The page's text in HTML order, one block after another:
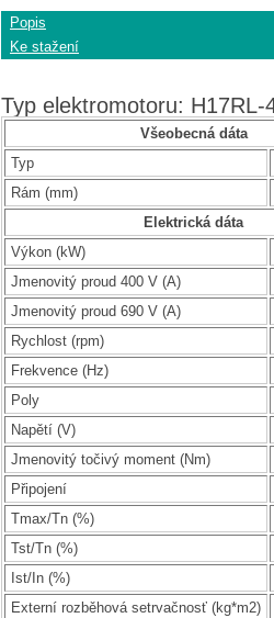
Popis
Ke stažení
Typ elektromotoru:
Všeobecná dáta
Typ
Rám (mm)
Elektrická dáta
Výkon (kW)
Jmenovitý proud 400 V (A)
Jmenovitý proud 690 V (A)
Rychlost (rpm)
Frekvence (Hz)
Poly
Napětí (V)
Jmenovitý točivý moment (Nm)
Připojení
Tmax/Tn (%)
Tst/Tn (%)
Ist/In (%)
Externí rozběhová setrvačnosť (kg*m2)